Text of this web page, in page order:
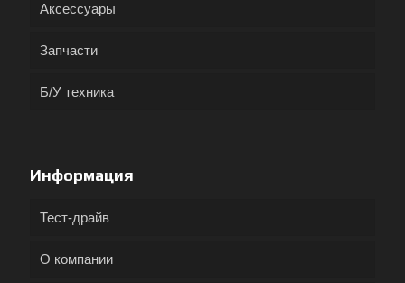
Аксессуары
Запчасти
Б/У техника
Информация
Тест-драйв
О компании